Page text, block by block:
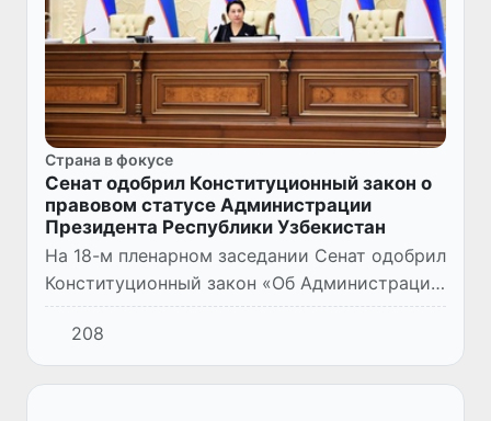
Страна в фокусе
Сенат одобрил Конституционный закон о
правовом статусе Администрации
Президента Республики Узбекистан
На 18-м пленарном заседании Сенат одобрил
Конституционный закон «Об Администрации
Президента Республики Узбекистан»,
определяющий ее правовой статус,
основные задачи, структуру, по...
208